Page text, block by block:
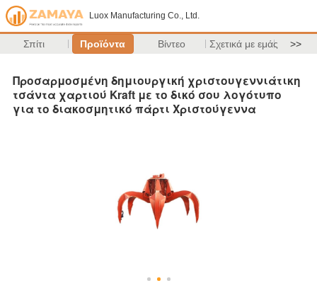
Luox Manufacturing Co., Ltd.
Σπίτι Προϊόντα Βίντεο Σχετικά με εμάς >>
Προσαρμοσμένη δημιουργική χριστουγεννιάτικη
τσάντα χαρτιού Kraft με το δικό σου λογότυπο
για το διακοσμητικό πάρτι Χριστούγεννα